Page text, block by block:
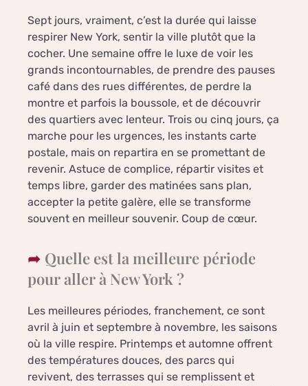
Sept jours, vraiment, c’est la durée qui laisse
respirer New York, sentir la ville plutôt que la
cocher. Une semaine offre le luxe de voir les
grands incontournables, de prendre des pauses
café dans des rues différentes, de perdre la
montre et parfois la boussole, et de découvrir
des quartiers avec lenteur. Trois ou cinq jours, ça
marche pour les urgences, les instants carte
postale, mais on repartira en se promettant de
revenir. Astuce de complice, répartir visites et
temps libre, garder des matinées sans plan,
accepter la petite galère, elle se transforme
souvent en meilleur souvenir. Coup de cœur.
Quelle est la meilleure période
pour aller à New York ?
Les meilleures périodes, franchement, ce sont
avril à juin et septembre à novembre, les saisons
où la ville respire. Printemps et automne offrent
des températures douces, des parcs qui
revivent, des terrasses qui se remplissent et